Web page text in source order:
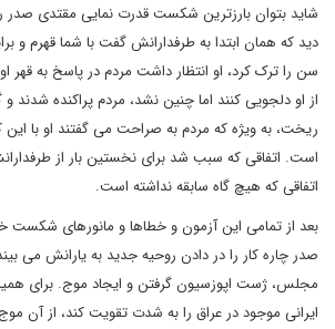
شاید بتوان بارزترین شکست قدرت نمایی مقتدی صدر
دید که همان ابتدا به طرفدارانش گفت با شما قهرم و
سن را ترک کرد، او انتظار داشت مردم در پاسخ به قهر
از او دلجویی کنند اما چنین نشد، مردم پراکنده شدند
ریخت، به ویژه که مردم به صراحت می گفتند او با این
است. اتفاقی که سبب شد برای نخستین بار از
اتفاقی که هیچ گاه سابقه نداشته است.
بعد از تمامی این آزمون و خطاها و مانورهای شکست
صدر چاره کار را در دادن روحیه جدید به یارانش می
مجلس، ژست اپوزسیون گرفتن و ایجاد موج. برای
ایرانی موجود در عراق را به شدت تقویت کند، از آن